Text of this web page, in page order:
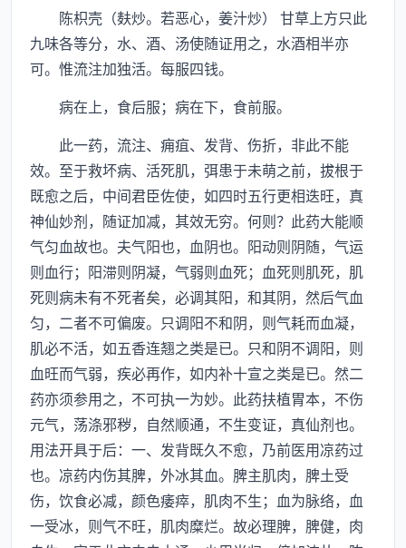
陈枳壳（麸炒。若恶心，姜汁炒） 甘草上方只此
九味各等分，水、酒、汤使随证用之，水酒相半亦
可。惟流注加独活。每服四钱。
病在上，食后服；病在下，食前服。
此一药，流注、痈疽、发背、伤折，非此不能
效。至于救坏病、活死肌，弭患于未萌之前，拔根于
既愈之后，中间君臣佐使，如四时五行更相迭旺，真
神仙妙剂，随证加减，其效无穷。何则？此药大能顺
气匀血故也。夫气阳也，血阴也。阳动则阴随，气运
则血行；阳滞则阴凝，气弱则血死；血死则肌死，肌
死则病未有不死者矣，必调其阳，和其阴，然后气血
匀，二者不可偏废。只调阳不和阴，则气耗而血凝，
肌必不活，如五香连翘之类是已。只和阴不调阳，则
血旺而气弱，疾必再作，如内补十宣之类是已。然二
药亦须参用之，不可执一为妙。此药扶植胃本，不伤
元气，荡涤邪秽，自然顺通，不生变证，真仙剂也。
用法开具于后：一、发背既久不愈，乃前医用凉药过
也。凉药内伤其脾，外冰其血。脾主肌肉，脾土受
伤，饮食必减，颜色痿瘁，肌肉不生；血为脉络，血
一受冰，则气不旺，肌肉糜烂。故必理脾，脾健，肉